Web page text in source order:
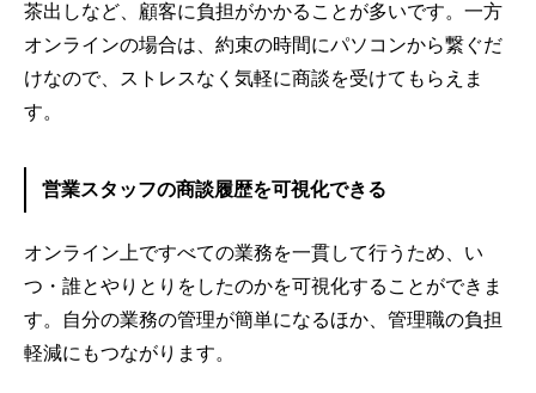
茶出しなど、顧客に負担がかかることが多いです。一方
オンラインの場合は、約束の時間にパソコンから繋ぐだ
けなので、ストレスなく気軽に商談を受けてもらえま
す。
営業スタッフの商談履歴を可視化できる
オンライン上ですべての業務を一貫して行うため、い
つ・誰とやりとりをしたのかを可視化することができま
す。自分の業務の管理が簡単になるほか、管理職の負担
軽減にもつながります。